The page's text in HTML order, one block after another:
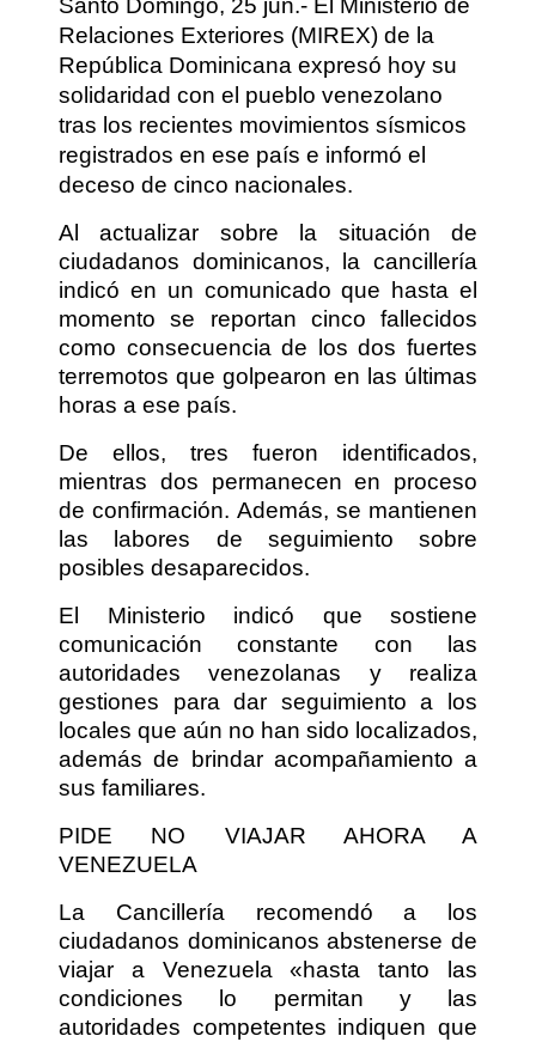
Santo Domingo, 25 jun.- El Ministerio de
Relaciones Exteriores (MIREX) de la
República Dominicana expresó hoy su
solidaridad con el pueblo venezolano
tras los recientes movimientos sísmicos
registrados en ese país e informó el
deceso de cinco nacionales.
Al actualizar sobre la situación de
ciudadanos dominicanos, la cancillería
indicó en un comunicado que hasta el
momento se reportan cinco fallecidos
como consecuencia de los dos fuertes
terremotos que golpearon en las últimas
horas a ese país.
De ellos, tres fueron identificados,
mientras dos permanecen en proceso
de confirmación. Además, se mantienen
las labores de seguimiento sobre
posibles desaparecidos.
El Ministerio indicó que sostiene
comunicación constante con las
autoridades venezolanas y realiza
gestiones para dar seguimiento a los
locales que aún no han sido localizados,
además de brindar acompañamiento a
sus familiares.
PIDE NO VIAJAR AHORA A
VENEZUELA
La Cancillería recomendó a los
ciudadanos dominicanos abstenerse de
viajar a Venezuela «hasta tanto las
condiciones lo permitan y las
autoridades competentes indiquen que